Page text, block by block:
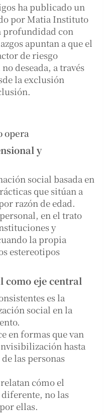
ha publicado un
por Matia Instituto
profundidad con
apuntan a que el
de riesgo
deseada, a través
la exclusión
opera
y
social basada en
que sitúan a
razón de edad.
en el trato
y
la propia
estereotipos
como eje central
es la
social en la
en formas que van
hasta
las personas
cómo el
no las
ellas.